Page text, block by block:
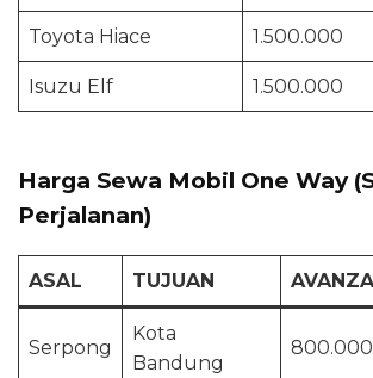
Toyota Hiace 1.500.000
Isuzu Elf 1.500.000
Harga Sewa Mobil One Way
Perjalanan)
ASAL TUJUAN AVANZA
Serpong
Kota
Bandung
800.000